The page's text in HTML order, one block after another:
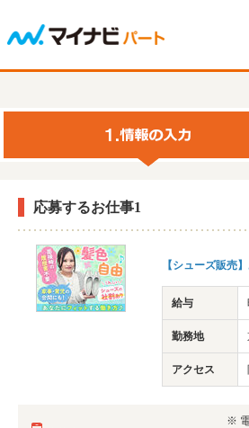
応募するお仕事1
【シューズ販売
給与
勤務地
アクセス
※